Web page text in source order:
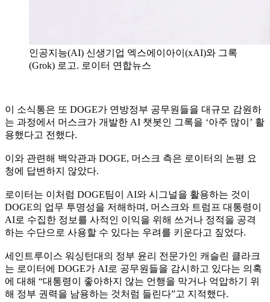
인공지능(AI) 신생기업 엑스에이아이(xAI)와 그록
(Grok) 로고. 로이터 연합뉴스
이 소식통은 또 DOGE가 연방정부 공무원들을 대규모 감원하
는 과정에서 머스크가 개발한 AI 챗봇인 그록을 ‘아주 많이’ 활
용했다고 전했다.
이와 관련해 백악관과 DOGE, 머스크 측은 로이터의 논평 요
청에 답변하지 않았다.
로이터는 이처럼 DOGE팀이 AI와 시그널을 활용하는 것이
DOGE의 업무 투명성을 저해하며, 머스크와 트럼프 대통령이
AI로 수집한 정보를 사적인 이익을 위해 쓰거나 정적을 공격
하는 수단으로 사용할 수 있다는 우려를 키운다고 짚었다.
세인트루이스 워싱턴대의 정부 윤리 전문가인 캐슬린 클라크
는 로이터에 DOGE가 AI로 공무원들을 감시하고 있다는 의혹
에 대해 “대통령이 좋아하지 않는 언행을 막거나 억압하기 위
해 정부 권력을 남용하는 것처럼 들린다”고 지적했다.